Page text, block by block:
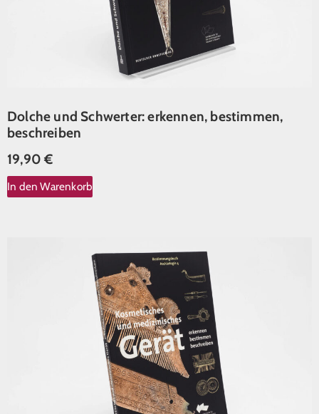
Dolche und Schwerter: erkennen, bestimmen,
beschreiben
19,90€
In den Warenkorb